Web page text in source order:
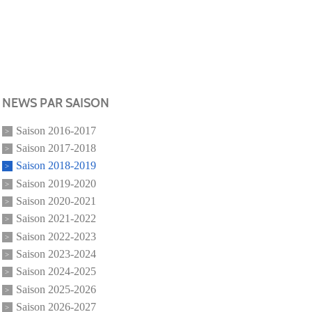
NEWS PAR SAISON
Saison 2016-2017
Saison 2017-2018
Saison 2018-2019
Saison 2019-2020
Saison 2020-2021
Saison 2021-2022
Saison 2022-2023
Saison 2023-2024
Saison 2024-2025
Saison 2025-2026
Saison 2026-2027